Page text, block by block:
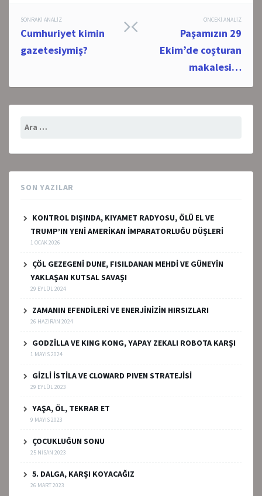
Post
navigation
ÖNCEKI ANALIZ
Paşamızın 29
Ekim’de coşturan
makalesi…
SONRAKI ANALIZ
Cumhuriyet kimin
gazetesiymiş?
Arama:
SON YAZILAR
KONTROL DIŞINDA, KIYAMET RADYOSU, ÖLÜ EL VE
TRUMP’IN YENİ AMERİKAN İMPARATORLUĞU DÜŞLERİ
1 OCAK 2026
ÇÖL GEZEGENİ DUNE, FISILDANAN MEHDİ VE GÜNEYİN
YAKLAŞAN KUTSAL SAVAŞI
29 EYLÜL 2024
ZAMANIN EFENDİLERİ VE ENERJİNİZİN HIRSIZLARI
26 HAZIRAN 2024
GODZİLLA VE KING KONG, YAPAY ZEKALI ROBOTA KARŞI
1 MAYIS 2024
GİZLİ İSTİLA VE CLOWARD PIVEN STRATEJİSİ
29 EYLÜL 2023
YAŞA, ÖL, TEKRAR ET
9 MAYIS 2023
ÇOCUKLUĞUN SONU
25 NISAN 2023
5. DALGA, KARŞI KOYACAĞIZ
26 MART 2023